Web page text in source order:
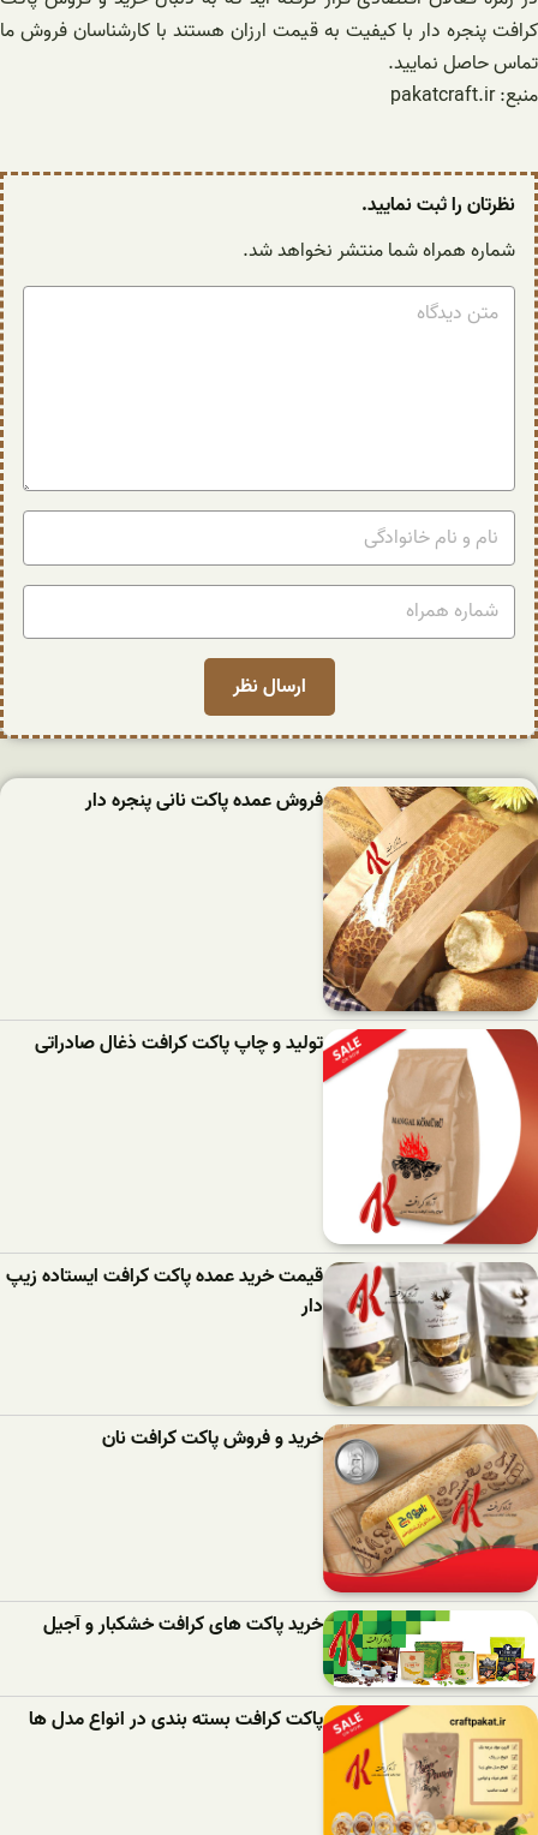
کرافت پنجره دار با کیفیت به قیمت ارزان هستند با کارشناسان فروش ما
تماس حاصل نمایید.
منبع: pakatcraft.ir
نظرتان را ثبت نمایید.
شماره همراه شما منتشر نخواهد شد.
فروش عمده پاکت نانی پنجره دار
تولید و چاپ پاکت کرافت ذغال صادراتی
قیمت خرید عمده پاکت کرافت ایستاده زیپ
دار
خرید و فروش پاکت کرافت نان
خرید پاکت های کرافت خشکبار و آجیل
پاکت کرافت بسته بندی در انواع مدل ها